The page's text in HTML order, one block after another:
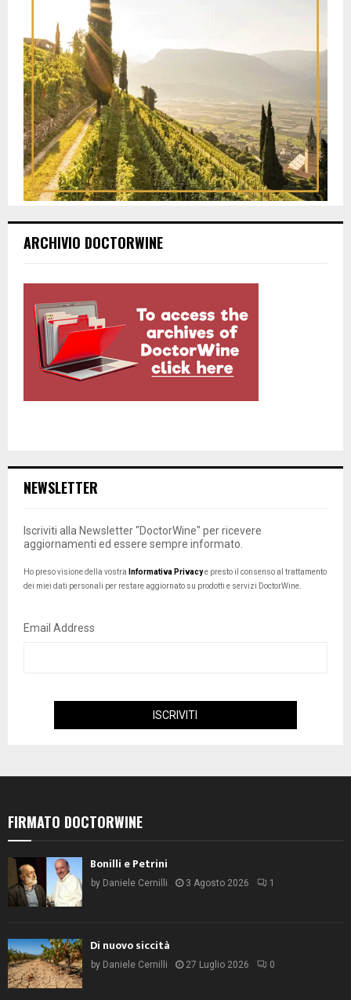
ARCHIVIO DOCTORWINE
NEWSLETTER
Iscriviti alla Newsletter "DoctorWine" per ricevere
aggiornamenti ed essere sempre informato.
Ho preso visione della vostra Informativa Privacye presto il consenso al trattamento
dei miei dati personali per restare aggiornato su prodotti e servizi DoctorWine.
Email Address
FIRMATO DOCTORWINE
Bonilli e Petrini
by Daniele Cernilli 3 Agosto 2026 1
Di nuovo siccità
by Daniele Cernilli 27 Luglio 2026 0